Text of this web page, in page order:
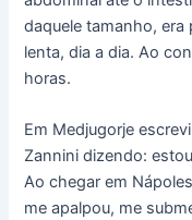
daquele tamanho, era
lenta, dia a dia. Ao
horas.
Em Medjugorje
Zannini dizendo:
Ao chegar em
me apalpou, me